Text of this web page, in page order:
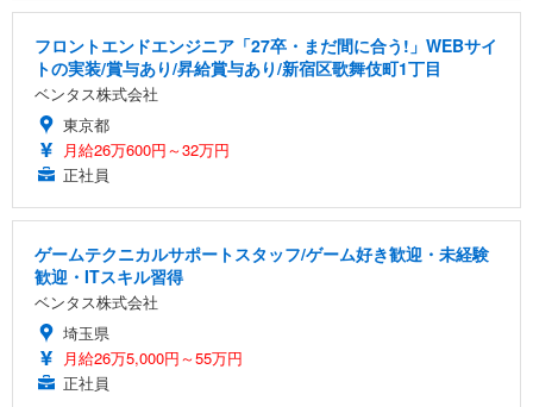
フロントエンドエンジニア「27卒・まだ間に合う!」WEBサイ
トの実装/賞与あり/昇給賞与あり/新宿区歌舞伎町1丁目
ベンタス株式会社
東京都
月給26万600円～32万円
正社員
ゲームテクニカルサポートスタッフ/ゲーム好き歓迎・未経験
歓迎・ITスキル習得
ベンタス株式会社
埼玉県
月給26万5,000円～55万円
正社員